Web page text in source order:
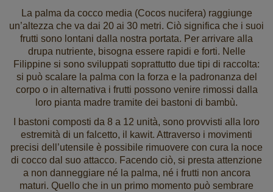
La palma da cocco media (Cocos nucifera) raggiunge
un’altezza che va dai 20 ai 30 metri. Ciò significa che i suoi
frutti sono lontani dalla nostra portata. Per arrivare alla
drupa nutriente, bisogna essere rapidi e forti. Nelle
Filippine si sono sviluppati soprattutto due tipi di raccolta:
si può scalare la palma con la forza e la padronanza del
corpo o in alternativa i frutti possono venire rimossi dalla
loro pianta madre tramite dei bastoni di bambù.
I bastoni composti da 8 a 12 unità, sono provvisti alla loro
estremità di un falcetto, il kawit. Attraverso i movimenti
precisi dell’utensile è possibile rimuovere con cura la noce
di cocco dal suo attacco. Facendo ciò, si presta attenzione
a non danneggiare né la palma, né i frutti non ancora
maturi. Quello che in un primo momento può sembrare